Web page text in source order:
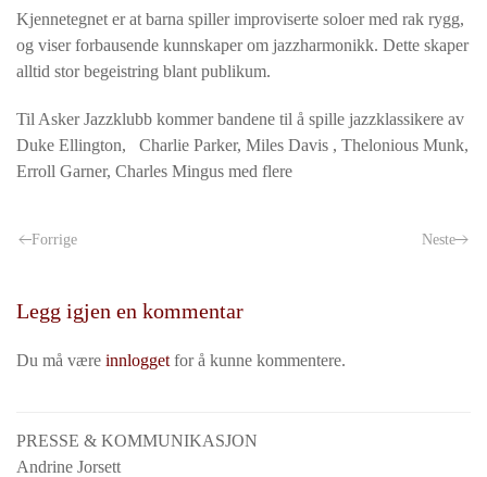
Kjennetegnet er at barna spiller improviserte soloer med rak rygg,
og viser forbausende kunnskaper om jazzharmonikk. Dette skaper
alltid stor begeistring blant publikum.
Til Asker Jazzklubb kommer bandene til å spille jazzklassikere av
Duke Ellington, Charlie Parker, Miles Davis , Thelonious Munk,
Erroll Garner, Charles Mingus med flere
Forrige Neste
Legg igjen en kommentar
Du må være innlogget for å kunne kommentere.
PRESSE & KOMMUNIKASJON
Andrine Jorsett